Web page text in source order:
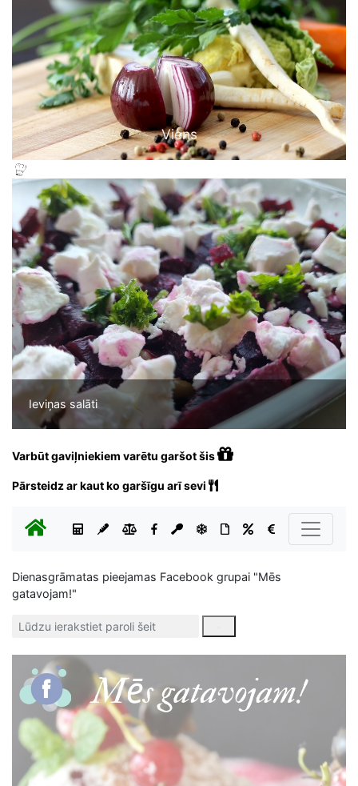
Viens
Ieviņas salāti
Varbūt gaviļniekiem varētu garšot šis
Pārsteidz ar kaut ko garšīgu arī sevi
Dienasgrāmatas pieejamas Facebook grupai "Mēs
gatavojam!"